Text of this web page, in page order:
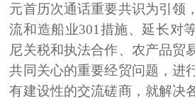
元首历次通话重要共识为引领
流和造船业301措施、延长对
尼关税和执法合作、农产品贸
共同关心的重要经贸问题，进
有建设性的交流磋商，就解决